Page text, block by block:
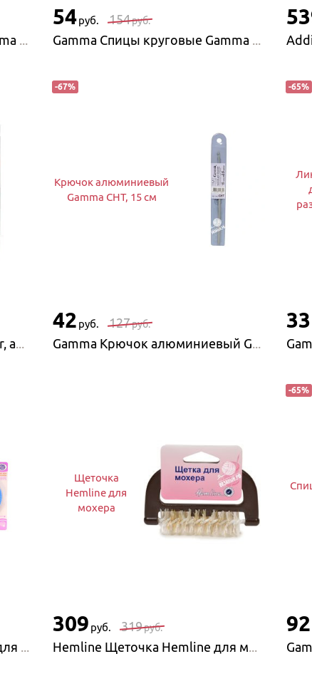
Gamma Спицы круговые Gamma стальные на металлической леске
54руб. 154руб.
Gamma Спицы круговые Gamma BS1, бамбук
Clover Крючок с ручкой Clover, алюминий
-67%
Крючок алюминиевый
Gamma CHT, 15 см
42 руб. 127руб.
Gamma Крючок алюминиевый Gamma CHT, 15 см
-65%
33
Hemline Устройство Hemline для создания помпонов, 3 шт (4 см, 5 см, 8 см)
Щеточка
Hemline для
мохера
309 руб. 319руб.
Hemline Щеточка Hemline для мохера
-65%
92